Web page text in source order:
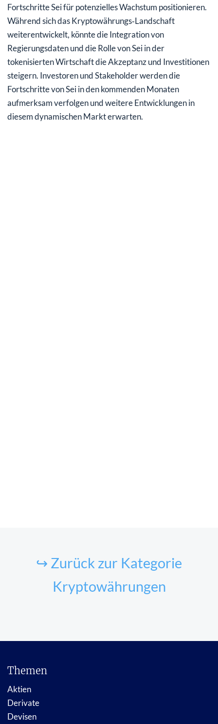
Fortschritte Sei für potenzielles Wachstum positionieren.
Während sich das Kryptowährungs‑Landschaft
weiterentwickelt, könnte die Integration von
Regierungsdaten und die Rolle von Sei in der
tokenisierten Wirtschaft die Akzeptanz und Investitionen
steigern. Investoren und Stakeholder werden die
Fortschritte von Sei in den kommenden Monaten
aufmerksam verfolgen und weitere Entwicklungen in
diesem dynamischen Markt erwarten.
↪ Zurück zur Kategorie
Kryptowährungen
Themen
Aktien
Derivate
Devisen